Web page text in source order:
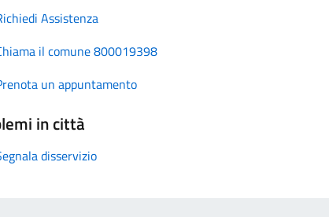
Assistenza
il comune 800019398
un appuntamento
in città
disservizio